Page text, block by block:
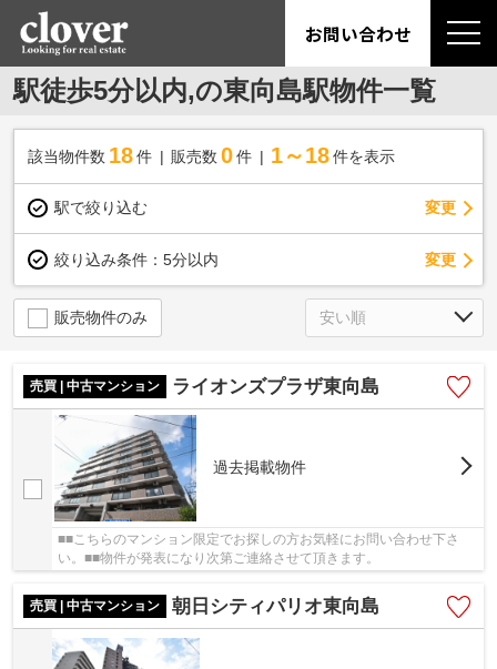
お問い合わせ
駅徒歩5分以内,の東向島駅物件一覧
該当物件数 18件 販売数 0 件 1～18 件を表示
駅で絞り込む 変更
絞り込み条件： 5分以内 変更
販売物件のみ
売買 | 中古マンション ライオンズプラザ東向島
過去掲載物件
■■こちらのマンション限定でお探しの方お気軽にお問い合わせ下さ
い。■■物件が発表になり次第ご連絡させて頂きます。
売買 | 中古マンション 朝日シティパリオ東向島